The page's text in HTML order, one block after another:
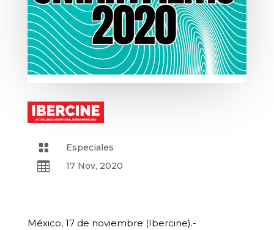
 Especiales
 17 Nov, 2020
México, 17 de noviembre (Ibercine).-